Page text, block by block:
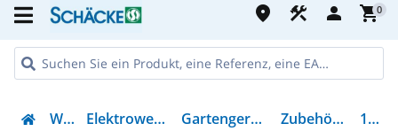
place construction person shopping_cart0
Werkzeug Elektrowerkzeuge & Zubehör Gartengeräte (elektrisch/Akku) Zubehör für Grasschere 1200287